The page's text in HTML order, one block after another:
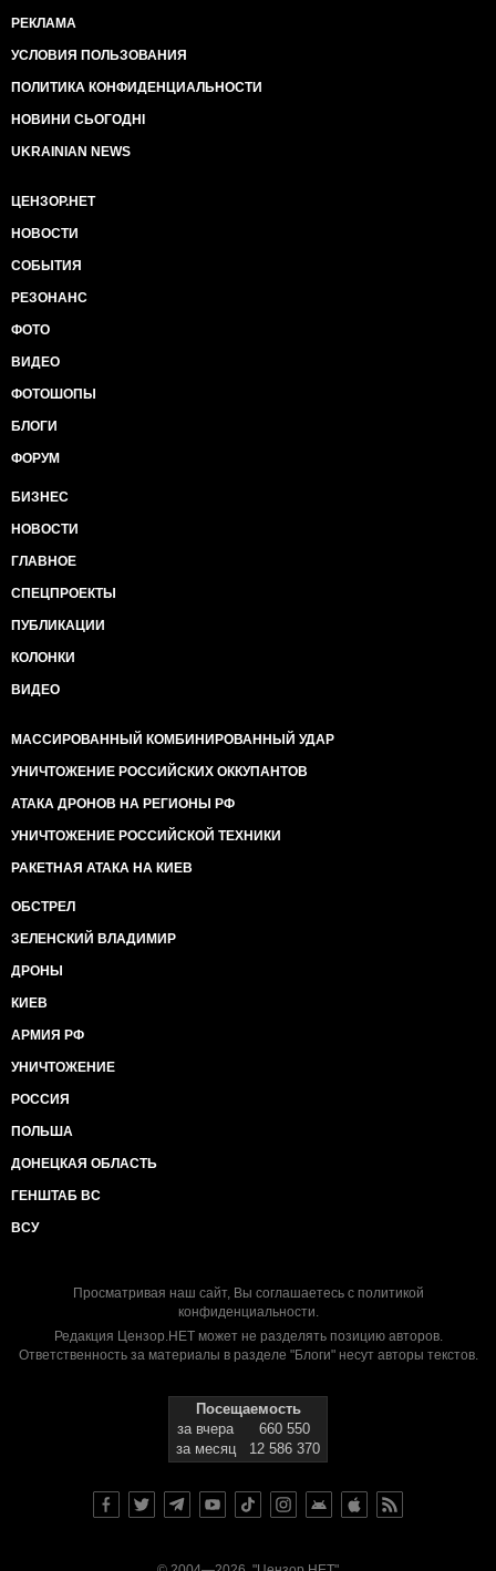
РЕКЛАМА
УСЛОВИЯ ПОЛЬЗОВАНИЯ
ПОЛИТИКА КОНФИДЕНЦИАЛЬНОСТИ
НОВИНИ СЬОГОДНІ
UKRAINIAN NEWS
ЦЕНЗОР.НЕТ
НОВОСТИ
СОБЫТИЯ
РЕЗОНАНС
ФОТО
ВИДЕО
ФОТОШОПЫ
БЛОГИ
ФОРУМ
БИЗНЕС
НОВОСТИ
ГЛАВНОЕ
СПЕЦПРОЕКТЫ
ПУБЛИКАЦИИ
КОЛОНКИ
ВИДЕО
МАССИРОВАННЫЙ КОМБИНИРОВАННЫЙ УДАР
УНИЧТОЖЕНИЕ РОССИЙСКИХ ОККУПАНТОВ
АТАКА ДРОНОВ НА РЕГИОНЫ РФ
УНИЧТОЖЕНИЕ РОССИЙСКОЙ ТЕХНИКИ
РАКЕТНАЯ АТАКА НА КИЕВ
ОБСТРЕЛ
ЗЕЛЕНСКИЙ ВЛАДИМИР
ДРОНЫ
КИЕВ
АРМИЯ РФ
УНИЧТОЖЕНИЕ
РОССИЯ
ПОЛЬША
ДОНЕЦКАЯ ОБЛАСТЬ
ГЕНШТАБ ВС
ВСУ
Просматривая наш сайт, Вы соглашаетесь с политикой
конфиденциальности.
Редакция Цензор.НЕТ может не разделять позицию авторов.
Ответственность за материалы в разделе "Блоги" несут авторы текстов.
Посещаемость
за вчера
660 550
за месяц
12 586 370